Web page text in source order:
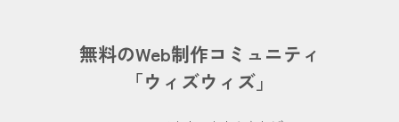
無料のWeb制作コミュニティ
「ウィズウィズ」